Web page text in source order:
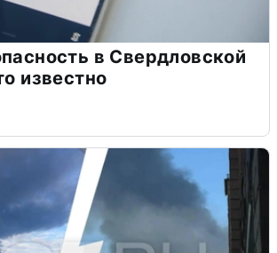
в Свердловской
известно